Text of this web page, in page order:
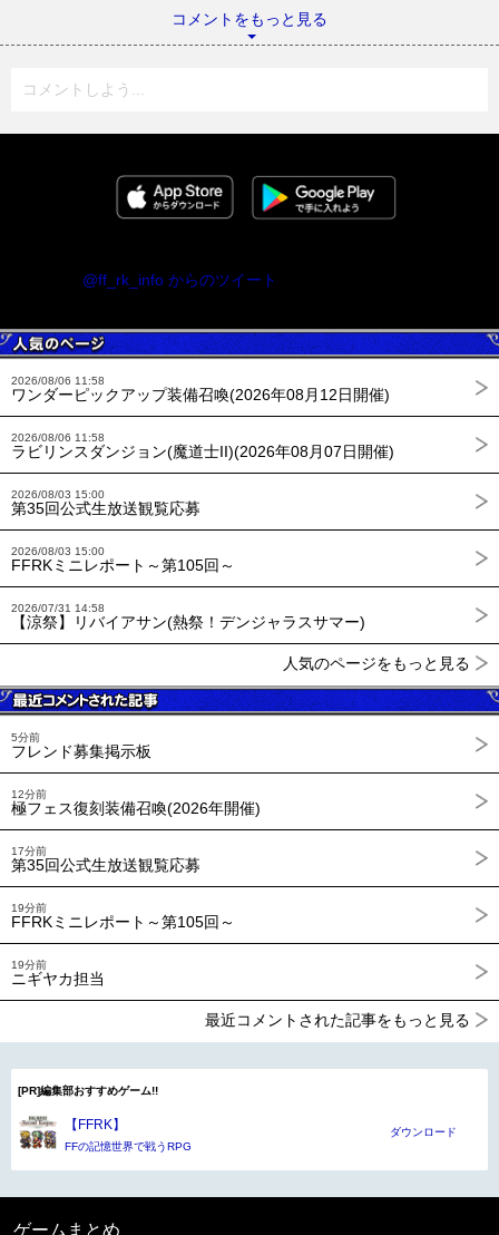
コメントをもっと見る
コメントしよう...
@ff_rk_info からのツイート
2026/08/06 11:58
ワンダーピックアップ装備召喚(2026年08月12日開催)
2026/08/06 11:58
ラビリンスダンジョン(魔道士II)(2026年08月07日開催)
2026/08/03 15:00
第35回公式生放送観覧応募
2026/08/03 15:00
FFRKミニレポート～第105回～
2026/07/31 14:58
【涼祭】リバイアサン(熱祭！デンジャラスサマー)
人気のページをもっと見る
5分前
フレンド募集掲示板
12分前
極フェス復刻装備召喚(2026年開催)
17分前
第35回公式生放送観覧応募
19分前
FFRKミニレポート～第105回～
19分前
ニギヤカ担当
最近コメントされた記事をもっと見る
[PR]編集部おすすめゲーム!!
【FFRK】
FFの記憶世界で戦うRPG
ダウンロード
ゲームまとめ